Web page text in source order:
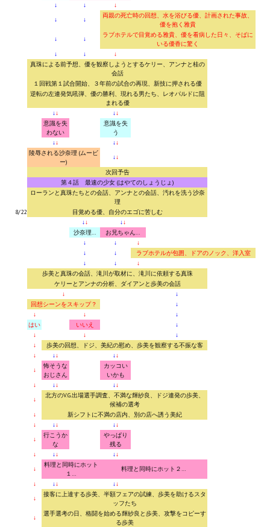
↓
↓
↓
↓
↓
両親の死亡時の回想、水を浴びる優、計画された事故、
優を抱く雅貴
↓
↓
ラブホテルで目覚める雅貴、優を看病した日々、そばに
いる優香に驚く
↓
↓
↓
真珠による前予想、優を観察しようとするケリー、アンナと桂の
会話
１回戦第１試合開始、３年前の試合の再現、新技に押される優
逆転の左連発気吼弾、優の勝利、現れる男たち、レオパルドに阻
まれる優
↓↓ ↓↓
意識を失
わない
意識を失
う
↓↓ ↓↓
陵辱される沙奈理 (ムービ
ー)
↓↓
次回予告
第４話 最速の少女 (はやてのしょうじょ)
ローランと真珠たちとの会話、アンナとの会話、汚れを洗う沙奈
理
8/22
目覚める優、自分のエゴに苦しむ
↓↓ ↓↓
沙奈理…
お兄ちゃん…
↓
↓
↓
↓
↓
ラブホテルが包囲、ドアのノック、洋入室
↓
↓
↓
歩美と真珠の会話、滝川が取材に、滝川に依頼する真珠
ケリーとアンナの分析、ダイアンと歩美の会話
↓
↓
回想シーンをスキップ？
↓
↓
↓
↓
はい
いいえ
↓
↓
↓
↓
↓
歩美の回想、ドジ、美紀の慰め、歩美を観察する不振な客
↓
↓↓ ↓↓
↓
怖そうな
おじさん
カッコい
いかも
↓
↓↓ ↓↓
↓
北方のV.G.出場選手調査、不満な輝紗良、ドジ連発の歩美、
候補の選考
↓
新シフトに不満の店内、別の店へ誘う美紀
↓
↓↓ ↓↓
↓
行こうか
な
やっぱり
残る
↓
↓↓ ↓↓
↓
料理と同時にホット
１…
料理と同時にホット２…
↓
↓↓ ↓↓
↓
接客に上達する歩美、半額フェアの試練、歩美を助けるスタ
ッフたち
↓
選手選考の日、格闘を始める輝紗良と歩美、攻撃をコピーす
る歩美